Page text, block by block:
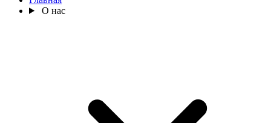
О нас